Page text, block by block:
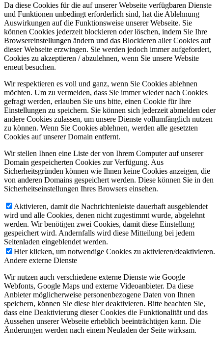
Da diese Cookies für die auf unserer Webseite verfügbaren Dienste
und Funktionen unbedingt erforderlich sind, hat die Ablehnung
Auswirkungen auf die Funktionsweise unserer Webseite. Sie
können Cookies jederzeit blockieren oder löschen, indem Sie Ihre
Browsereinstellungen ändern und das Blockieren aller Cookies auf
dieser Webseite erzwingen. Sie werden jedoch immer aufgefordert,
Cookies zu akzeptieren / abzulehnen, wenn Sie unsere Website
erneut besuchen.
Wir respektieren es voll und ganz, wenn Sie Cookies ablehnen
möchten. Um zu vermeiden, dass Sie immer wieder nach Cookies
gefragt werden, erlauben Sie uns bitte, einen Cookie für Ihre
Einstellungen zu speichern. Sie können sich jederzeit abmelden oder
andere Cookies zulassen, um unsere Dienste vollumfänglich nutzen
zu können. Wenn Sie Cookies ablehnen, werden alle gesetzten
Cookies auf unserer Domain entfernt.
Wir stellen Ihnen eine Liste der von Ihrem Computer auf unserer
Domain gespeicherten Cookies zur Verfügung. Aus
Sicherheitsgründen können wie Ihnen keine Cookies anzeigen, die
von anderen Domains gespeichert werden. Diese können Sie in den
Sicherheitseinstellungen Ihres Browsers einsehen.
Aktivieren, damit die Nachrichtenleiste dauerhaft ausgeblendet
wird und alle Cookies, denen nicht zugestimmt wurde, abgelehnt
werden. Wir benötigen zwei Cookies, damit diese Einstellung
gespeichert wird. Andernfalls wird diese Mitteilung bei jedem
Seitenladen eingeblendet werden.
Hier klicken, um notwendige Cookies zu aktivieren/deaktivieren.
Andere externe Dienste
Wir nutzen auch verschiedene externe Dienste wie Google
Webfonts, Google Maps und externe Videoanbieter. Da diese
Anbieter möglicherweise personenbezogene Daten von Ihnen
speichern, können Sie diese hier deaktivieren. Bitte beachten Sie,
dass eine Deaktivierung dieser Cookies die Funktionalität und das
Aussehen unserer Webseite erheblich beeinträchtigen kann. Die
Änderungen werden nach einem Neuladen der Seite wirksam.